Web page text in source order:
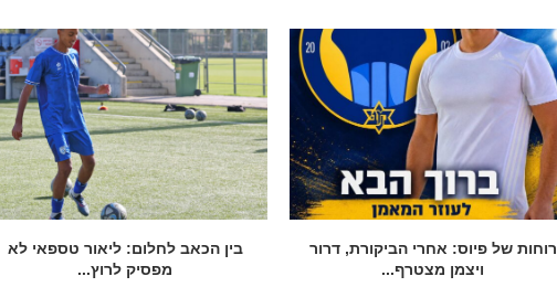
רוחות של פיוס: אחרי הביקורת, דרור
ויצמן מצטרף...
בין הכאב לחלום: ליאור טספאי לא
מפסיק לרוץ...